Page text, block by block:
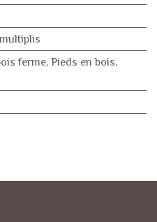
ferme, Pieds en bois,